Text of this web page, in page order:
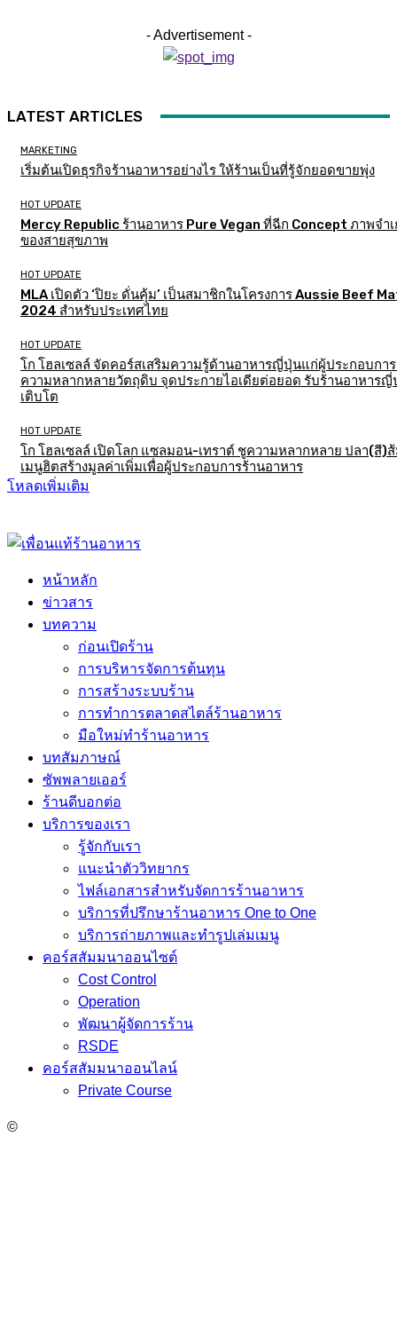
- Advertisement -
LATEST ARTICLES
MARKETING
เริ่มต้นเปิดธุรกิจร้านอาหารอย่างไร ให้ร้านเป็นที่รู้จักยอดขายพุ่ง
HOT UPDATE
Mercy Republic ร้านอาหาร Pure Vegan ที่ฉีก Concept ภาพจำเ
ของสายสุขภาพ
HOT UPDATE
MLA เปิดตัว ‘ปิยะ ดั่นคุ้ม’ เป็นสมาชิกในโครงการ Aussie Beef
2024 สำหรับประเทศไทย
HOT UPDATE
โก โฮลเซลล์ จัดคอร์สเสริมความรู้ด้านอาหารญี่ปุ่นแก่ผู้ประกอบกา
ความหลากหลายวัตถุดิบ จุดประกายไอเดียต่อยอด รับร้านอาหาร
เติบโต
HOT UPDATE
โก โฮลเซลล์ เปิดโลก แซลมอน-เทราต์ ชูความหลากหลาย ปลา(สี)
เมนูฮิตสร้างมูลค่าเพิ่มเพื่อผู้ประกอบการร้านอาหาร
โหลดเพิ่มเติม
หน้าหลัก
ข่าวสาร
บทความ
ก่อนเปิดร้าน
การบริหารจัดการต้นทุน
การสร้างระบบร้าน
การทำการตลาดสไตล์ร้านอาหาร
มือใหม่ทำร้านอาหาร
บทสัมภาษณ์
ซัพพลายเออร์
ร้านดีบอกต่อ
บริการของเรา
รู้จักกับเรา
แนะนำตัววิทยากร
ไฟล์เอกสารสำหรับจัดการร้านอาหาร
บริการที่ปรึกษาร้านอาหาร One to One
บริการถ่ายภาพและทำรูปเล่มเมนู
คอร์สสัมมนาออนไซต์
Cost Control
Operation
พัฒนาผู้จัดการร้าน
RSDE
คอร์สสัมมนาออนไลน์
Private Course
©